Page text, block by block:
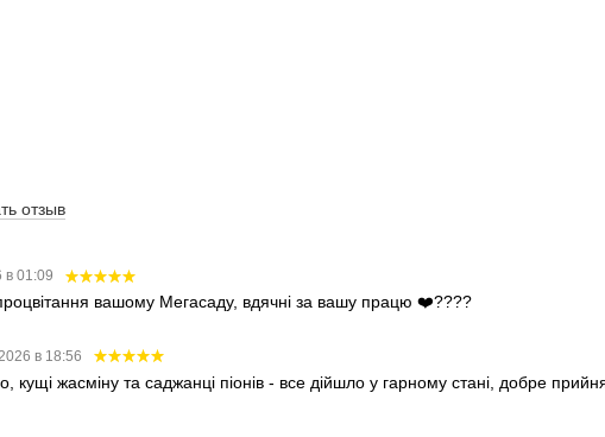
отзыв
в 01:09
вашому Мегасаду, вдячні за вашу працю ❤️????
в 18:56
кущі жасміну та саджанці піонів - все дійшло у гарному стані, добре